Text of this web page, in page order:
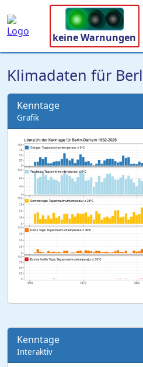
keine Warnungen
Klimadaten für
Kenntage
Grafik
Kenntage
Interaktiv